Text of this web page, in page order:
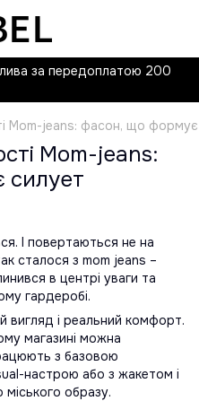
за передоплатою 200
Mom-jeans: фасон, що
Mom-jeans:
І повертаються не на
сталося з mom jeans –
в центрі уваги та
гардеробі.
і реальний комфорт.
магазині можна
з базовою
настрою або з жакетом і
образу.